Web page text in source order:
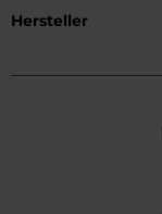
Hersteller